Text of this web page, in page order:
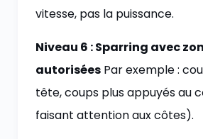
vitesse, pas la puissance.
Niveau 6 : Sparring avec
autorisées Par exemple :
tête, coups plus appuyés au
faisant attention aux côtes).